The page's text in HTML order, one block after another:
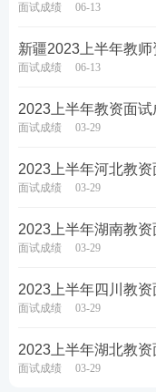
通知的时间内领取
再注册或教师证书
职、调动等必备材
请表》领回后请妥
教资面试课
班从结构化、试
2 面试指导班：
板和试讲示范，
面试成绩 06-13
新疆2023上半年教
面试成绩 06-13
2023上半年教资面
面试成绩 03-29
2023上半年河北教
面试成绩 03-29
2023上半年湖南教
面试成绩 03-29
2023上半年四川教
面试成绩 03-29
2023上半年湖北教
面试成绩 03-29